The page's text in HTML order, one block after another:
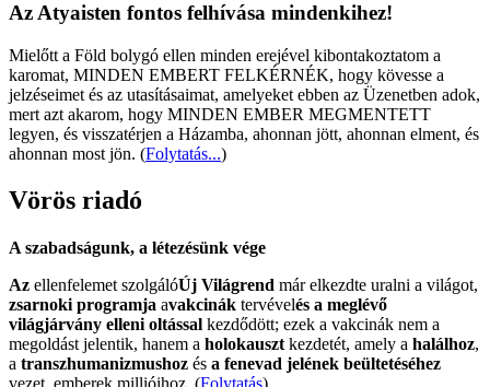
Az Atyaisten fontos felhívása mindenkihez!
Mielőtt a Föld bolygó ellen minden erejével kibontakoztatom a
karomat, MINDEN EMBERT FELKÉRNÉK, hogy kövesse a
jelzéseimet és az utasításaimat, amelyeket ebben az Üzenetben adok,
mert azt akarom, hogy MINDEN EMBER MEGMENTETT
legyen, és visszatérjen a Házamba, ahonnan jött, ahonnan elment, és
ahonnan most jön. (Folytatás...)
Vörös riadó
A szabadságunk, a létezésünk vége
Az ellenfelemet szolgálóÚj Világrend már elkezdte uralni a világot,
zsarnoki programja avakcinák tervévelés a meglévő
világjárvány elleni oltással kezdődött; ezek a vakcinák nem a
megoldást jelentik, hanem a holokauszt kezdetét, amely a halálhoz,
a transzhumanizmushoz és a fenevad jelének beültetéséhez